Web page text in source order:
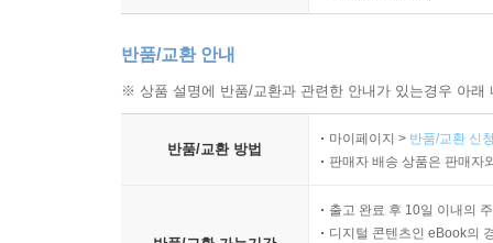
반품/교환 안내
※ 상품 설명에 반품/교환과 관련한 안내가 있는경우 아
반품/교환 방법
마이페이지 > 반품/교환 신
판매자 배송 상품은 판매자
출고 완료 후 10일 이내의
디지털 콘텐츠인 eBook의